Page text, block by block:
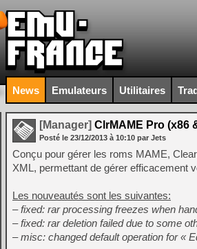
News Emulateurs Utilitaires
[Manager] ClrMAME Pro (x86
Posté le 23/12/2013 à 10:10 par Jets
Conçu pour gérer les roms MAME,
XML, permettant de gérer efficacement
Les nouveautés sont les suivantes:
–fixed: rar processing freezes when
– fixed: rar deletion failed due to some
– misc: changed default operation for «